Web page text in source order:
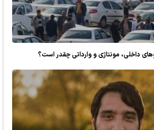
داخلی، مونتاژی و وارداتی چقدر است؟